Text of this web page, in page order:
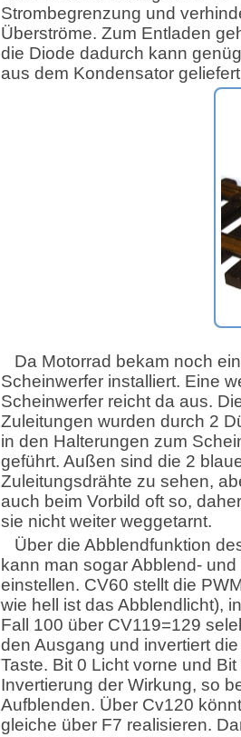
Strombegrenzung und
Überströme. Zum Entladen
die Diode dadurch kann
aus dem Kondensator
Da Motorrad bekam noch
Scheinwerfer installiert. Eine
Scheinwerfer reicht da aus.
Zuleitungen wurden durch 2
in den Halterungen zum
geführt. Außen sind die 2
Zuleitungsdrähte zu sehen,
auch beim Vorbild oft so,
sie nicht weiter weggetarnt.
Über die Abblendfunktion
kann man sogar Abblend-
einstellen. CV60 stellt die
wie hell ist das Abblendlicht),
Fall 100 über CV119=129
den Ausgang und invertiert
Taste. Bit 0 Licht vorne und Bit
Invertierung der Wirkung, so
Aufblenden. Über Cv120
gleiche über F7 realisieren.